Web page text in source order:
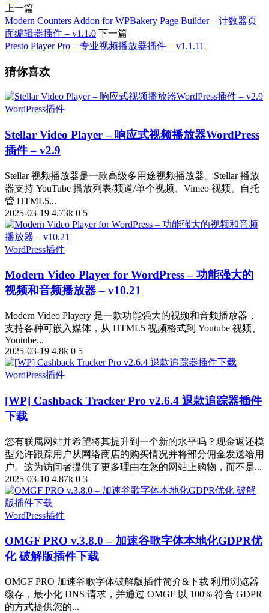
上一篇
Modern Counters Addon for WPBakery Page Builder – 计数器页
面编辑器插件 – v1.1.0 下一篇
Presto Player Pro – 专业视频播放器插件 – v1.1.11
猜你喜欢
WordPress插件
Stellar Video Player – 响应式视频播放器WordPress
插件 – v2.9
Stellar 视频播放器是一款高级多用途视频播放器。Stellar 播放
器支持 YouTube 播放列表/频道/单个视频、Vimeo 视频、自托
管 HTML5...
2025-03-19 4.73k 0 5
WordPress插件
Modern Video Player for WordPress – 功能强大的
视频和音频播放器 – v10.21
Modern Video Playery 是一款功能强大的视频和音频播放器，
支持各种可嵌入媒体，从 HTML5 视频格式到 Youtube 视频、
Youtube...
2025-03-19 4.8k 0 5
WordPress插件
[WP] Cashback Tracker Pro v2.6.4 退款追踪器插件
下载
您有联属网站并希望将其提升到一个新的水平吗？现金返还模
型允许跟踪用户从网络商店的购买情况并将部分佣金发送给用
户。这为访问者提供了更多理由在您的网站上购物，而不是...
2025-03-10 4.87k 0 3
WordPress插件
OMGF PRO v.3.8.0 – 加速谷歌字体本地化GDPR优
化 破解版插件下载
OMGF PRO 加速谷歌字体破解版插件简介&下载 利用浏览器
缓存，最小化 DNS 请求，并通过 OMGF 以 100% 符合 GDPR
的方式提供您的...